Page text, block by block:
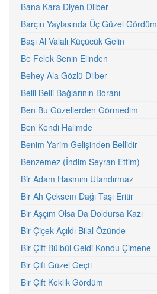
Bana Kara Diyen Dilber
Barçın Yaylasında Üç Güzel Gördüm
Başı Al Valalı Küçücük Gelin
Be Felek Senin Elinden
Behey Ala Gözlü Dilber
Belli Belli Bağlarının Boranı
Ben Bu Güzellerden Görmedim
Ben Kendi Halimde
Benim Yarim Gelişinden Bellidir
Benzemez (İndim Seyran Ettim)
Bir Adam Hasmını Utandırmaz
Bir Ah Çeksem Dağı Taşı Eritir
Bir Aşçım Olsa Da Doldursa Kazı
Bir Çiçek Açıldı Bilal Özünde
Bir Çift Bülbül Geldi Kondu Çimene
Bir Çift Güzel Geçti
Bir Çift Keklik Gördüm